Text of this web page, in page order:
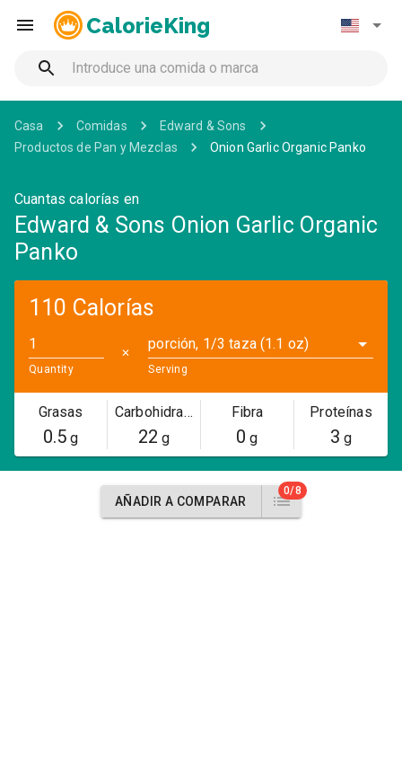
CalorieKing
Casa Comidas
Edward & Sons
Productos de Pan y Mezclas
Onion Garlic Organic Panko
Cuantas calorías en
Edward & Sons Onion Garlic Organic
Panko
110 Calorías
Quantity
✕
porción, 1/3 taza (1.1 oz)
Serving
Grasas
0.5g
Carbohidratos
22 g
Fibra
0 g
Proteínas
3 g
AÑADIR A COMPARAR
0/8